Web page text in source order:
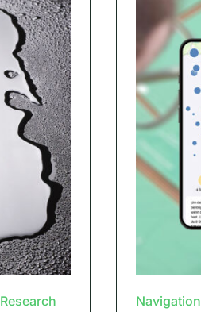
Research Navigation